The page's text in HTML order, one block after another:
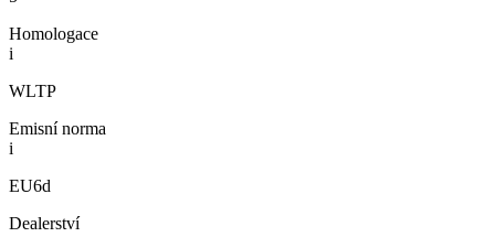
Homologace
i
WLTP
Emisní norma
i
EU6d
Dealerství